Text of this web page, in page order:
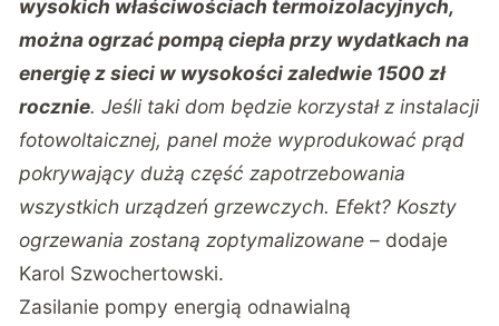
wysokich właściwościach termoizolacyjnych,
można ogrzać pompą ciepła przy wydatkach na
energię z sieci w wysokości zaledwie 1500 zł
rocznie. Jeśli taki dom będzie korzystał z instalacji
fotowoltaicznej, panel może wyprodukować prąd
pokrywający dużą część zapotrzebowania
wszystkich urządzeń grzewczych. Efekt? Koszty
ogrzewania zostaną zoptymalizowane – dodaje
Karol Szwochertowski.
Zasilanie pompy energią odnawialną